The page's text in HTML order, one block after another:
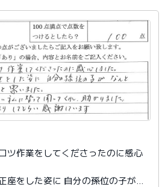
ツ作業をしてくださったのに感心
座をした姿に 自分の孫位の子がな